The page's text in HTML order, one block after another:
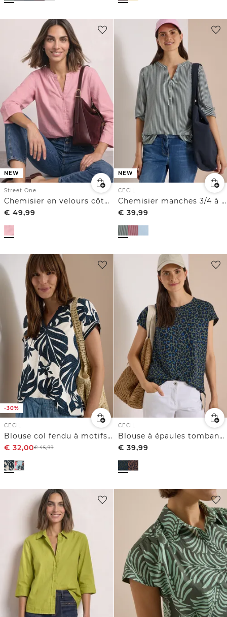
NEW
Street One
Chemisier en velours côtelé à col fendu et manches 3/4
€ 49,99
NEW
CECIL
Chemisier manches 3/4 à col fendu et rayures
€ 39,99
-30%
CECIL
Blouse col fendu à motifs variés
€ 32,00€45,99
CECIL
Blouse à épaules tombantes avec nœud
€ 39,99